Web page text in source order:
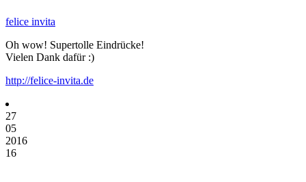
felice invita
Oh wow! Supertolle Eindrücke!
Vielen Dank dafür :)
http://felice-invita.de
27
05
2016
16